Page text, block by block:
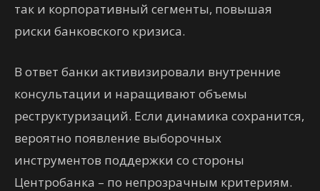
так и корпоративный сегменты, повышая
риски банковского кризиса.
В ответ банки активизировали внутренние
консультации и наращивают объемы
реструктуризаций. Если динамика сохранится,
вероятно появление выборочных
инструментов поддержки со стороны
Центробанка – по непрозрачным критериям.